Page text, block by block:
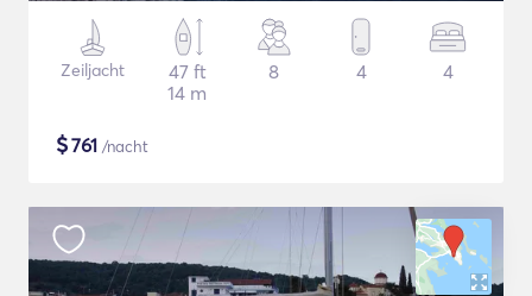
Zeiljacht
47 ft
14 m
8 4 4
$761 /nacht